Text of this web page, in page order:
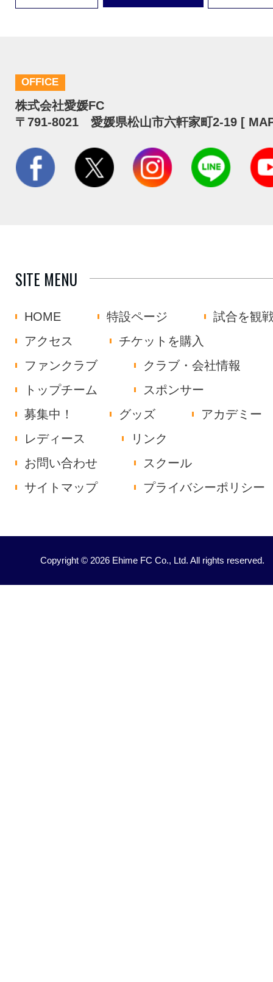
OFFICE
株式会社愛媛FC
〒791-8021 愛媛県松山市六軒家町2-19 [
SITE MENU
HOME 特設ページ
試合を観
アクセス
チケットを購入
ファンクラブ
クラブ・会社情報
トップチーム
スポンサー
募集中！
グッズ
アカデミー
レディース
リンク
お問い合わせ
スクール
サイトマップ
プライバシーポリシー
Copyright © 2026 Ehime FC Co., Ltd. All rights reserved.